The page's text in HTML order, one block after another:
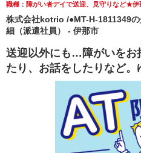
職種：障がい者デイで送迎、見守りなど★
株式会社kotrio /●MT-H-1811349
細（派遣社員） - 伊那市
送迎以外にも…障がいをお
たり、お話をしたりなど